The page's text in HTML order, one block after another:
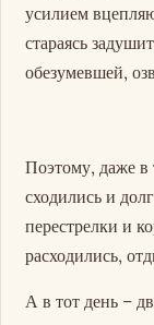
усилием
стараясь
обезумевшей,
Поэтому, даже в
сходились и
перестрелки и
расходились,
А в тот день –